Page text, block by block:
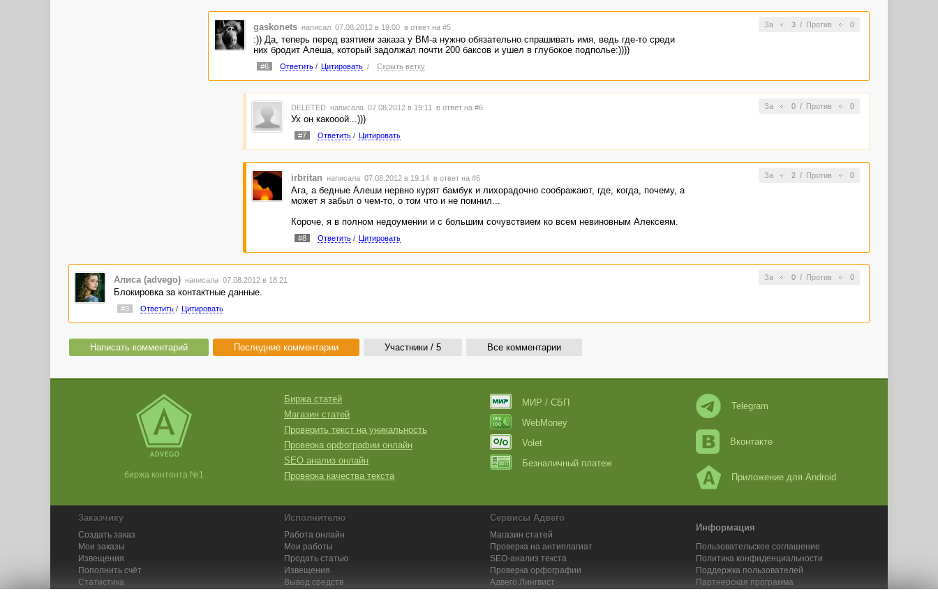
За 3/ Против 0
gaskonets написал 07.08.2012 в 19:00 в ответ на #5
:)) Да, теперь перед взятием заказа у ВМ-а нужно обязательно спрашивать имя, ведь где-то среди
них бродит Алеша, который задолжал почти 200 баксов и ушел в глубокое подполье:))))
#6 Ответить/ Цитировать / Скрыть ветку
За 0/ Против 0
DELETED написала 07.08.2012 в 19:11 в ответ на #6
Ух он какооой...)))
#7 Ответить/ Цитировать
За 2/ Против 0
irbritan написала 07.08.2012 в 19:14 в ответ на #6
Ага, а бедные Алеши нервно курят бамбук и лихорадочно соображают, где, когда, почему, а
может я забыл о чем-то, о том что и не помнил...
Короче, я в полном недоумении и с большим сочувствием ко всем невиновным Алексеям.
#8 Ответить/ Цитировать
За 0/ Против 0
Алиса (advego) написала 07.08.2012 в 18:21
Блокировка за контактные данные.
#3 Ответить/ Цитировать
Написать комментарий Последние комментарии Участники / 5 Все комментарии
биржа контента №1
Биржа статей
Магазин статей
Проверить текст на уникальность
Проверка орфографии онлайн
SEO анализ онлайн
Проверка качества текста
МИР / СБП
WebMoney
Volet
Безналичный платеж
Telegram
Вконтакте
Приложение для Android
Заказчику
Создать заказ
Мои заказы
Извещения
Пополнить счёт
Статистика
Исполнителю
Работа онлайн
Мои работы
Продать статью
Извещения
Вывод средств
Сервисы Адвего
Магазин статей
Проверка на антиплагиат
SEO-анализ текста
Проверка орфографии
Адвего Лингвист
Информация
Пользовательское соглашение
Политика конфиденциальности
Поддержка пользователей
Партнерская программа